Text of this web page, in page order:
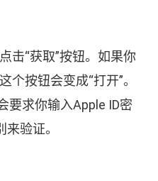
击“获取”按钮。如果你
个按钮会变成“打开”。
要求你输入Apple ID密
验证。